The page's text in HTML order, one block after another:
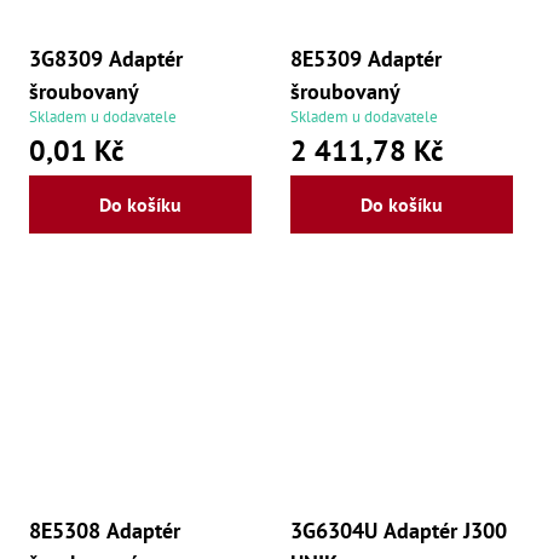
3G8309 Adaptér
šroubovaný
Skladem u dodavatele
0,01 Kč
Do košíku
8E5309 Adaptér
šroubovaný
Skladem u dodavatele
2 411,78 Kč
Do košíku
8E5308 Adaptér
3G6304U Adaptér J300